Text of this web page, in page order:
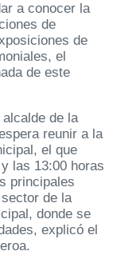
a conocer la
de
de
el
de este
de la
reunir a la
el que
las 13:00 horas
principales
de la
donde se
explicó el